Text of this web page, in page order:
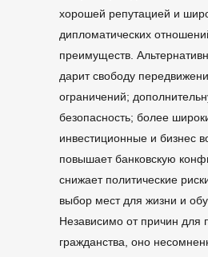
хорошей репутацией и
дипломатических
преимуществ.
дарит свободу
ограничений;
безопасность; более
инвестиционные и бизнес
повышает банковскую
снижает политические
выбор мест для жизни и
Независимо от причин для
гражданства, оно